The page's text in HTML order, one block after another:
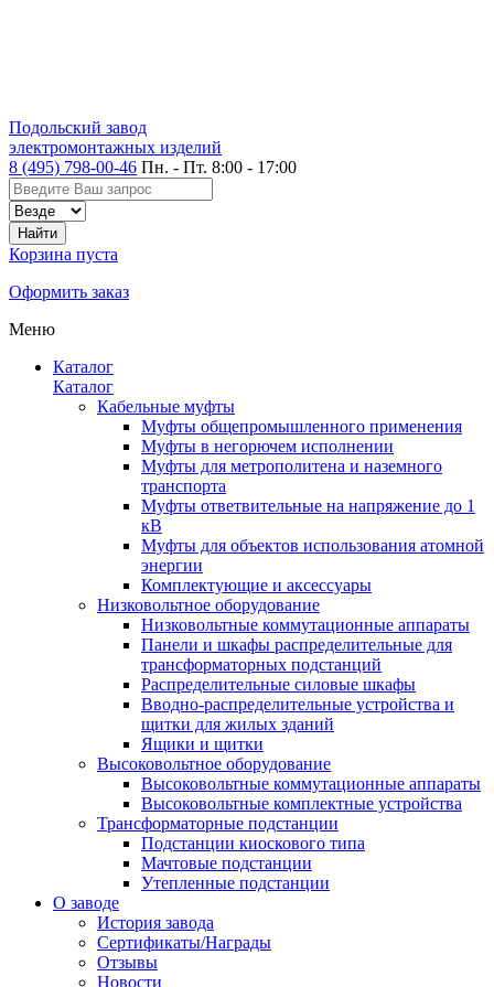
Подольский завод
электромонтажных изделий
8 (495) 798-00-46 Пн. - Пт. 8:00 - 17:00
Корзина пуста
Оформить заказ
Меню
Каталог
Каталог
Кабельные муфты
Муфты общепромышленного применения
Муфты в негорючем исполнении
Муфты для метрополитена и наземного
транспорта
Муфты ответвительные на напряжение до 1
кВ
Муфты для объектов использования атомной
энергии
Комплектующие и аксессуары
Низковольтное оборудование
Низковольтные коммутационные аппараты
Панели и шкафы распределительные для
трансформаторных подстанций
Распределительные силовые шкафы
Вводно-распределительные устройства и
щитки для жилых зданий
Ящики и щитки
Высоковольтное оборудование
Высоковольтные коммутационные аппараты
Высоковольтные комплектные устройства
Трансформаторные подстанции
Подстанции киоскового типа
Мачтовые подстанции
Утепленные подстанции
О заводе
История завода
Сертификаты/Награды
Отзывы
Новости